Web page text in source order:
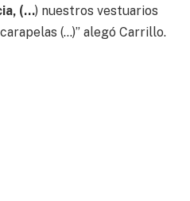
(…) nuestros vestuarios
(…)” alegó Carrillo.